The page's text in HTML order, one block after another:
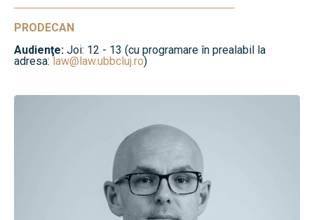
PRODECAN
Audienţe: Joi: 12 - 13 (cu programare în prealabil la
adresa:law@law.ubbcluj.ro)